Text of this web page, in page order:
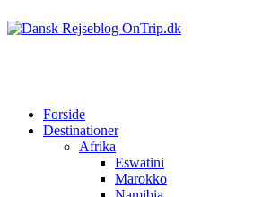
Forside
Destinationer
Afrika
Eswatini
Marokko